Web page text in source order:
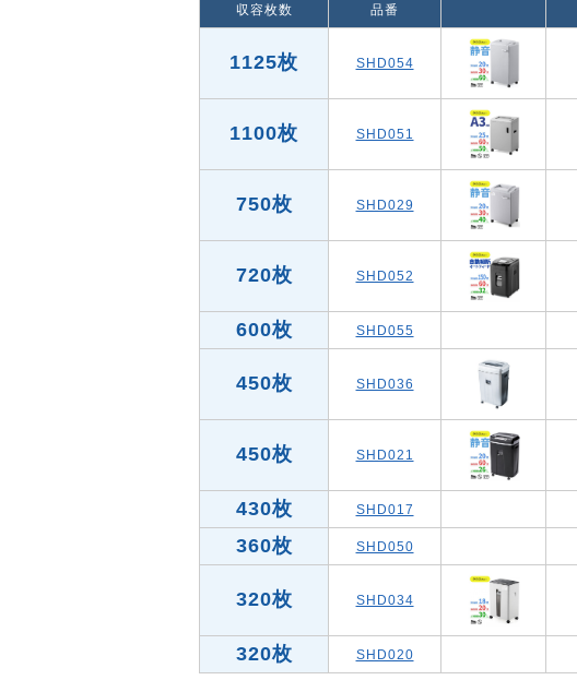
収容枚数 品番
1125枚 SHD054
1100枚 SHD051
750枚 SHD029
720枚 SHD052
600枚 SHD055
450枚 SHD036
450枚 SHD021
430枚 SHD017
360枚 SHD050
320枚 SHD034
320枚 SHD020